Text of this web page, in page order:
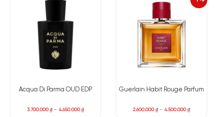
hương thơm đầy tươi mát và lịch lãm. Qua đó, tạo nên một
trải nghiệm nước hoa đẳng cấp. Mở đầu là hương Bách xù tươi
sáng, hòa quyện với hương Gin nhẹ nhàng. Nốt hương được
làm dịu đi bởi mùi xanh mát của lá Thông và chút tươi mới của
Cam chanh. Khi hương thơm trải qua quá trình khô trên da,
hiện lên với sự nam tính rõ ràng khi kết hợp giữa Violet
Acqua Di Parma OUD EDP
3.700.000₫– 4.650.000₫
Guerlain Habit Rouge Parfum
2.600.000₫ –4.500.000₫